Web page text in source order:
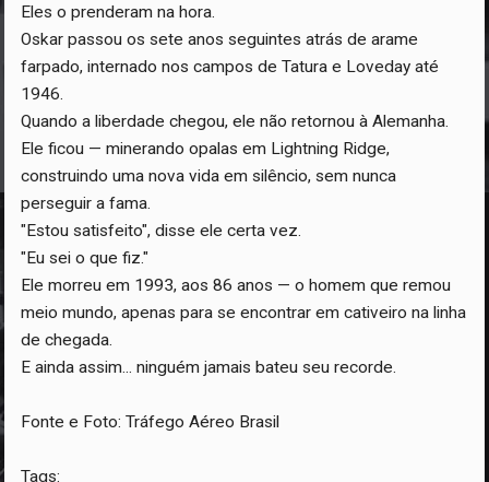
Eles o prenderam na hora.
Oskar passou os sete anos seguintes atrás de arame
farpado, internado nos campos de Tatura e Loveday até
1946.
Quando a liberdade chegou, ele não retornou à Alemanha.
Ele ficou — minerando opalas em Lightning Ridge,
construindo uma nova vida em silêncio, sem nunca
perseguir a fama.
"Estou satisfeito", disse ele certa vez.
"Eu sei o que fiz."
Ele morreu em 1993, aos 86 anos — o homem que remou
meio mundo, apenas para se encontrar em cativeiro na linha
de chegada.
E ainda assim... ninguém jamais bateu seu recorde.
Fonte e Foto: Tráfego Aéreo Brasil
Tags: